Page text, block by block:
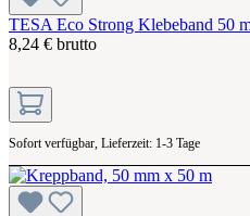
TESA Eco Strong Klebeband 50
8,24 € brutto
Sofort verfügbar, Lieferzeit: 1-3 Tage